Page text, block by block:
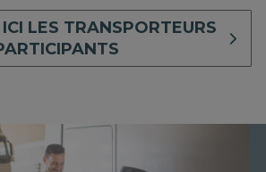
LES TRANSPORTEURS